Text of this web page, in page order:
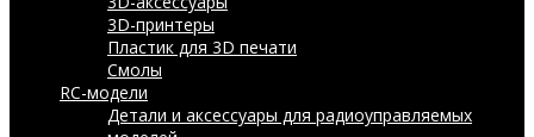
3D-принтеры
Пластик для 3D печати
Смолы
RC-модели
Детали и аксессуары для радиоуправляемых